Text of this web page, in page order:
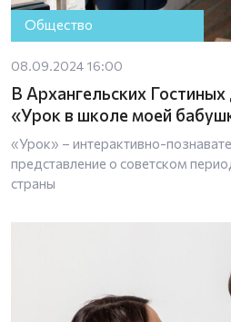
Общество
08.09.2024 16:00
В Архангельских
«Урок в школе моей
«Урок» – интерактивно-
представление о советском
страны